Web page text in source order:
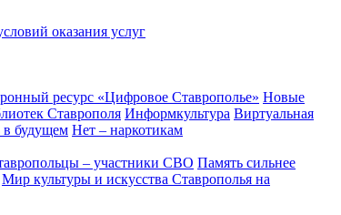
оказания услуг
ресурс «Цифровое Ставрополье» Новые
Ставрополя Информкультура Виртуальная
в будущем Нет – наркотикам
– участники СВО Память сильнее
Мир культуры и искусства Ставрополья на